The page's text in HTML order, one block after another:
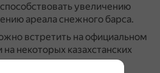
увеличению
ареала снежного барса.
встретить на официальном
некоторых казахстанских